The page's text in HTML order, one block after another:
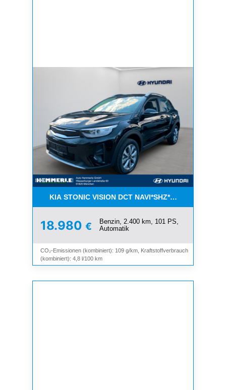
KIA STONIC VISION DCT
18.980 €
Benzin, 2.400 km, 101 PS,
Automatik
CO₂-Emissionen (kombiniert): 109 g/km, Kraftstoffverbrauch
(kombiniert): 4,8 l/100 km